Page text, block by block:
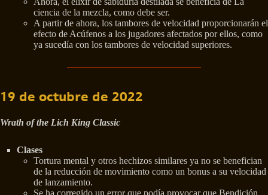
ciencia de la mezcla, como debe ser.
A partir de ahora, los tambores de velocidad proporcionarán el
efecto de Acúfenos a los jugadores afectados por ellos, como
ya sucedía con los tambores de velocidad superiores.
19 de octubre de 2022
Wrath of the Lich King Classic
Clases
Tortura mental y otros hechizos similares ya no se benefician
de la reducción de movimiento como un bonus a su velocidad
de lanzamiento.
Se ha corregido un error que podía provocar que Bendición